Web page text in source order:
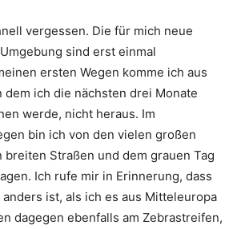
vergessen. Die für mich neue
sind erst einmal
ersten Wegen komme ich aus
dem ich die nächsten drei Monate
werde, nicht heraus. Im
bin ich von den vielen großen
breiten Straßen und dem grauen Tag
Ich rufe mir in Erinnerung, dass
ist, als ich es aus Mitteleuropa
dagegen ebenfalls am Zebrastreifen,